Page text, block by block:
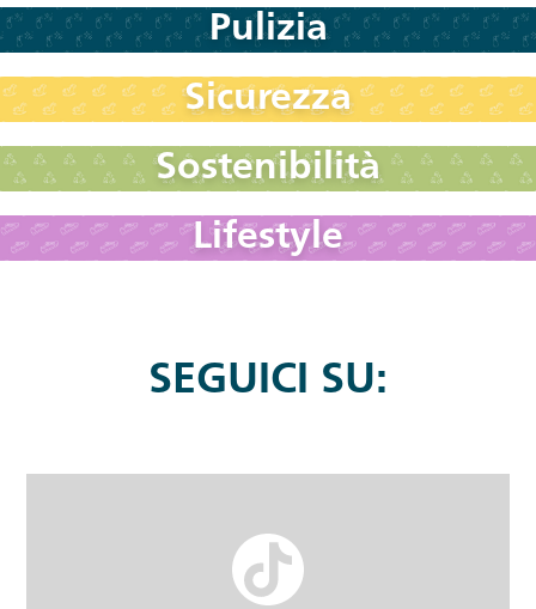
Pulizia
Sicurezza
Sostenibilità
Lifestyle
SEGUICI SU: